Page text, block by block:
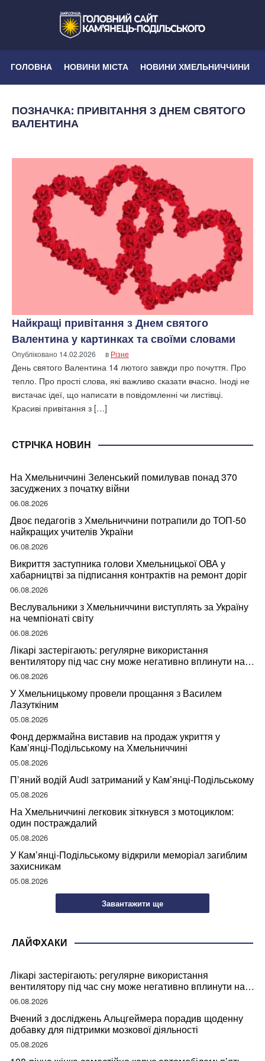
ГОЛОВНА НОВИНИ МІСТА НОВИНИ ХМЕЛЬНИЧЧИНИ
ПОЗНАЧКА: ПРИВІТАННЯ З ДНЕМ СВЯТОГО
ВАЛЕНТИНА
Найкращі привітання з Днем святого
Валентина у картинках та своїми словами
Опубліковано 14.02.2026 в Різне
День святого Валентина 14 лютого завжди про почуття. Про
тепло. Про прості слова, які важливо сказати вчасно. Іноді не
вистачає ідеї, що написати в повідомленні чи листівці.
Красиві привітання з […]
СТРІЧКА НОВИН
На Хмельниччині Зеленський помилував понад 370
засуджених з початку війни
06.08.2026
Двоє педагогів з Хмельниччини потрапили до ТОП-50
найкращих учителів України
06.08.2026
Викриття заступника голови Хмельницької ОВА у
хабарництві за підписання контрактів на ремонт доріг
06.08.2026
Веслувальники з Хмельниччини виступлять за Україну
на чемпіонаті світу
06.08.2026
Лікарі застерігають: регулярне використання
вентилятору під час сну може негативно вплинути на
ваше здоров’я
06.08.2026
У Хмельницькому провели прощання з Василем
Лазуткіним
05.08.2026
Фонд держмайна виставив на продаж укриття у
Кам’янці-Подільському на Хмельниччині
05.08.2026
П’яний водій Audi затриманий у Кам’янці-Подільському
05.08.2026
На Хмельниччині легковик зіткнувся з мотоциклом:
один постраждалий
05.08.2026
У Кам’янці-Подільському відкрили меморіал загиблим
захисникам
05.08.2026
Завантажити ще
ЛАЙФХАКИ
Лікарі застерігають: регулярне використання
вентилятору під час сну може негативно вплинути на
ваше здоров’я
06.08.2026
Вчений з досліджень Альцгеймера порадив щоденну
добавку для підтримки мозкової діяльності
05.08.2026